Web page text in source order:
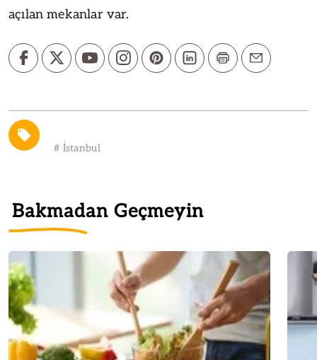
açılan mekanlar var.
# İstanbul
Bakmadan Geçmeyin